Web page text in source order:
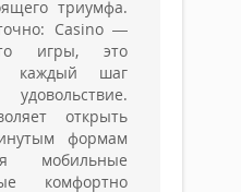
триумфа.
Casino —
игры, это
каждый шаг
открыть
формам
мобильные
комфортно